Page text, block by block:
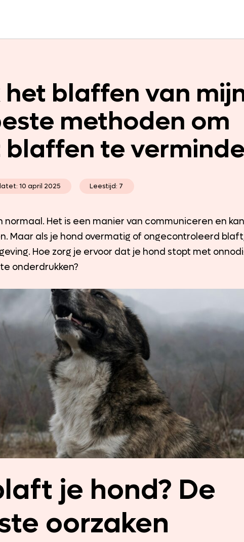
het blaffen van
methoden om
te
10 april 2025 Leestijd: 7
normaal. Het is een manier van communiceren en kan
Maar als je hond overmatig of ongecontroleerd
Hoe zorg je ervoor dat je hond stopt met
onderdrukken?
je hond? De
oorzaken